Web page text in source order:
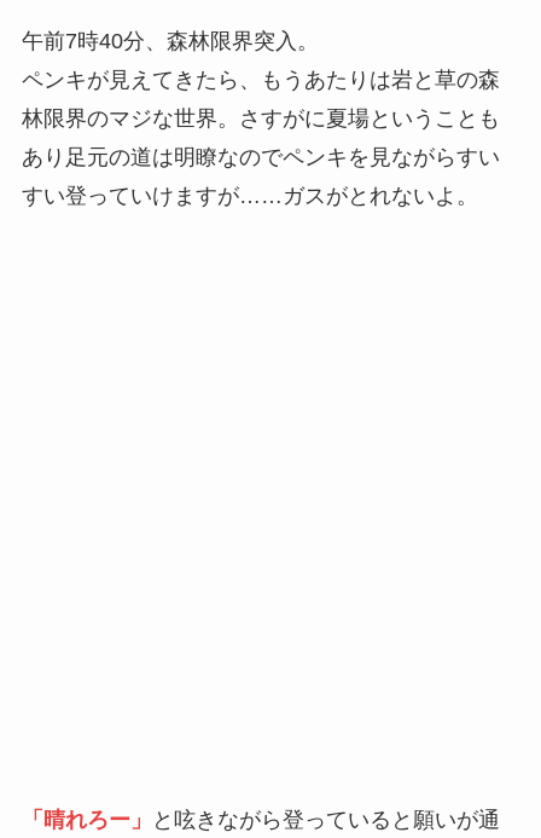
午前7時40分、森林限界突入。
ペンキが見えてきたら、もうあたりは岩と草の森
林限界のマジな世界。さすがに夏場ということも
あり足元の道は明瞭なのでペンキを見ながらすい
すい登っていけますが……ガスがとれないよ。
「晴れろー」 と呟きながら登っていると願いが通